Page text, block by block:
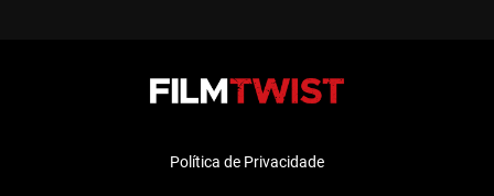
Política de Privacidade